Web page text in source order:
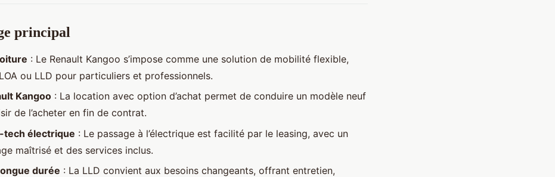
principal
: Le Renault Kangoo s’impose comme une solution de mobilité flexible,
ou LLD pour particuliers et professionnels.
Kangoo : La location avec option d’achat permet de conduire un modèle neuf
de l’acheter en fin de contrat.
tech électrique : Le passage à l’électrique est facilité par le leasing, avec un
maîtrisé et des services inclus.
durée : La LLD convient aux besoins changeants, offrant entretien,